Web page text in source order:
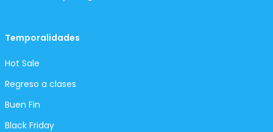
Temporalidades
Hot Sale
Regreso a clases
Buen Fin
Black Friday